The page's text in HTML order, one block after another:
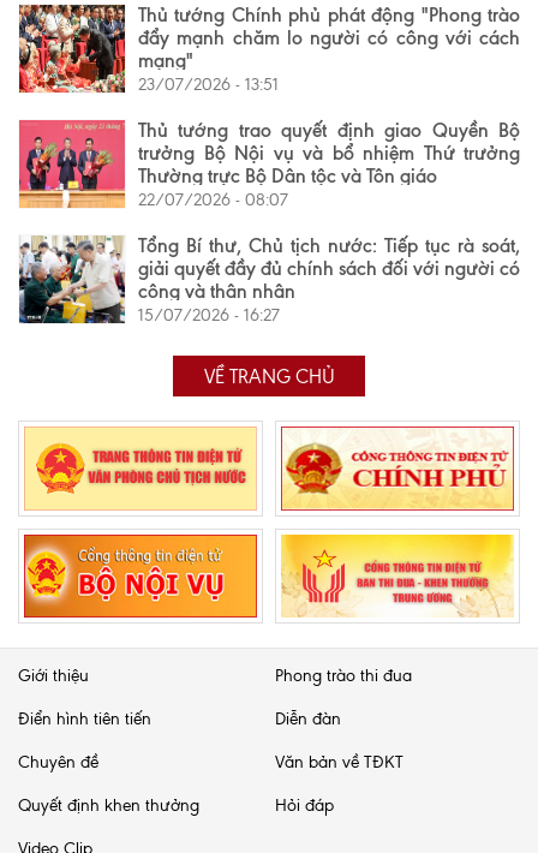
Thủ tướng Chính phủ phát động "Phong trào
đẩy mạnh chăm lo người có công với cách
mạng"
23/07/2026 - 13:51
Thủ tướng trao quyết định giao Quyền Bộ
trưởng Bộ Nội vụ và bổ nhiệm Thứ trưởng
Thường trực Bộ Dân tộc và Tôn giáo
22/07/2026 - 08:07
Tổng Bí thư, Chủ tịch nước: Tiếp tục rà soát,
giải quyết đầy đủ chính sách đối với người có
công và thân nhân
15/07/2026 - 16:27
VỀ TRANG CHỦ
Giới thiệu Phong trào thi đua
Điển hình tiên tiến Diễn đàn
Chuyên đề Văn bản về TĐKT
Quyết định khen thưởng Hỏi đáp